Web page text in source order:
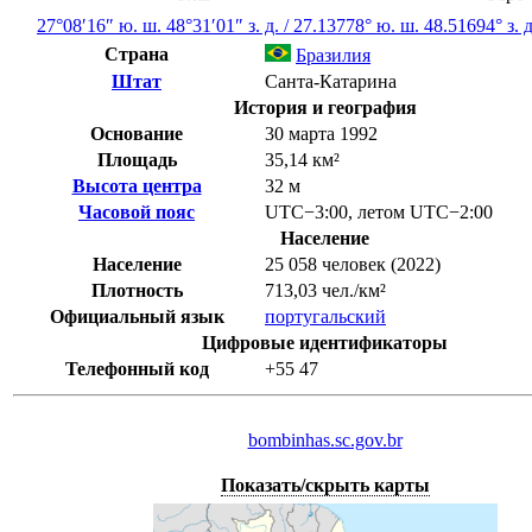
27°08′16″ ю. ш. 48°31′01″ з. д. / 27.13778° ю. ш. 48.51694° з.
Страна
Бразилия
Штат
Санта-Катарина
История и география
Основание
30 марта 1992
Площадь
35,14 км²
Высота центра
32 м
Часовой пояс
UTC−3:00, летом UTC−2:00
Население
Население
25 058 человек (2022)
Плотность
713,03 чел./км²
Официальный язык
португальский
Цифровые идентификаторы
Телефонный код
+55 47
bombinhas.sc.gov.br
Показать/скрыть карты